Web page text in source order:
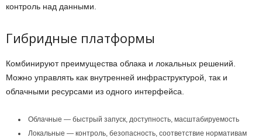
контроль над данными.
Гибридные платформы
Комбинируют преимущества облака и локальных решений.
Можно управлять как внутренней инфраструктурой, так и
облачными ресурсами из одного интерфейса.
Облачные — быстрый запуск, доступность, масштабируемость
Локальные — контроль, безопасность, соответствие нормативам